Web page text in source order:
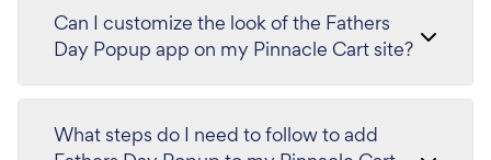
Can I customize the look of the Fathers
Day Popup app on my Pinnacle Cart site?
What steps do I need to follow to add